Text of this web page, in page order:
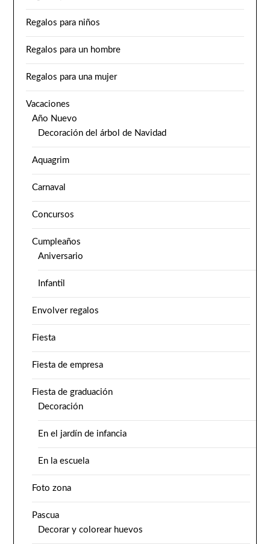
Regalos para niños
Regalos para un hombre
Regalos para una mujer
Vacaciones
Año Nuevo
Decoración del árbol de Navidad
Aquagrim
Carnaval
Concursos
Cumpleaños
Aniversario
Infantil
Envolver regalos
Fiesta
Fiesta de empresa
Fiesta de graduación
Decoración
En el jardín de infancia
En la escuela
Foto zona
Pascua
Decorar y colorear huevos